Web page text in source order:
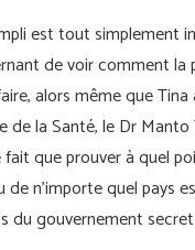
est tout simplement
de voir comment la
alors même que Tina
de la Santé, le Dr Manto
fait que prouver à quel
de n'importe quel pays
du gouvernement secret.